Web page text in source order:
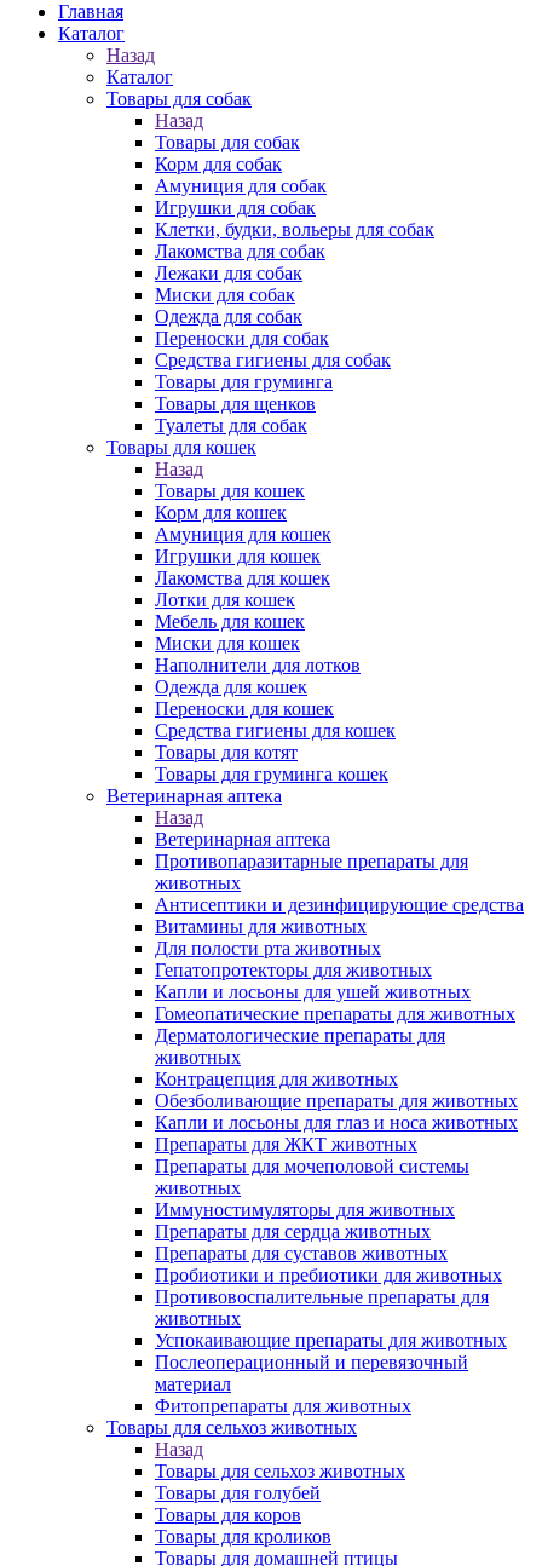
Главная
Каталог
Назад
Каталог
Товары для собак
Назад
Товары для собак
Корм для собак
Амуниция для собак
Игрушки для собак
Клетки, будки, вольеры для собак
Лакомства для собак
Лежаки для собак
Миски для собак
Одежда для собак
Переноски для собак
Средства гигиены для собак
Товары для груминга
Товары для щенков
Туалеты для собак
Товары для кошек
Назад
Товары для кошек
Корм для кошек
Амуниция для кошек
Игрушки для кошек
Лакомства для кошек
Лотки для кошек
Мебель для кошек
Миски для кошек
Наполнители для лотков
Одежда для кошек
Переноски для кошек
Средства гигиены для кошек
Товары для котят
Товары для груминга кошек
Ветеринарная аптека
Назад
Ветеринарная аптека
Противопаразитарные препараты для
животных
Антисептики и дезинфицирующие средства
Витамины для животных
Для полости рта животных
Гепатопротекторы для животных
Капли и лосьоны для ушей животных
Гомеопатические препараты для животных
Дерматологические препараты для
животных
Контрацепция для животных
Обезболивающие препараты для животных
Капли и лосьоны для глаз и носа животных
Препараты для ЖКТ животных
Препараты для мочеполовой системы
животных
Иммуностимуляторы для животных
Препараты для сердца животных
Препараты для суставов животных
Пробиотики и пребиотики для животных
Противовоспалительные препараты для
животных
Успокаивающие препараты для животных
Послеоперационный и перевязочный
материал
Фитопрепараты для животных
Товары для сельхоз животных
Назад
Товары для сельхоз животных
Товары для голубей
Товары для коров
Товары для кроликов
Товары для домашней птицы